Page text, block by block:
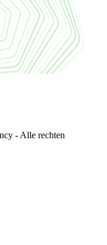
- Alle rechten